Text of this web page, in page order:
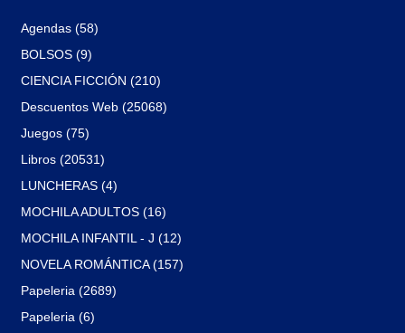
Agendas (58)
BOLSOS (9)
CIENCIA FICCIÓN (210)
Descuentos Web (25068)
Juegos (75)
Libros (20531)
LUNCHERAS (4)
MOCHILA ADULTOS (16)
MOCHILA INFANTIL - J (12)
NOVELA ROMÁNTICA (157)
Papeleria (2689)
Papeleria (6)